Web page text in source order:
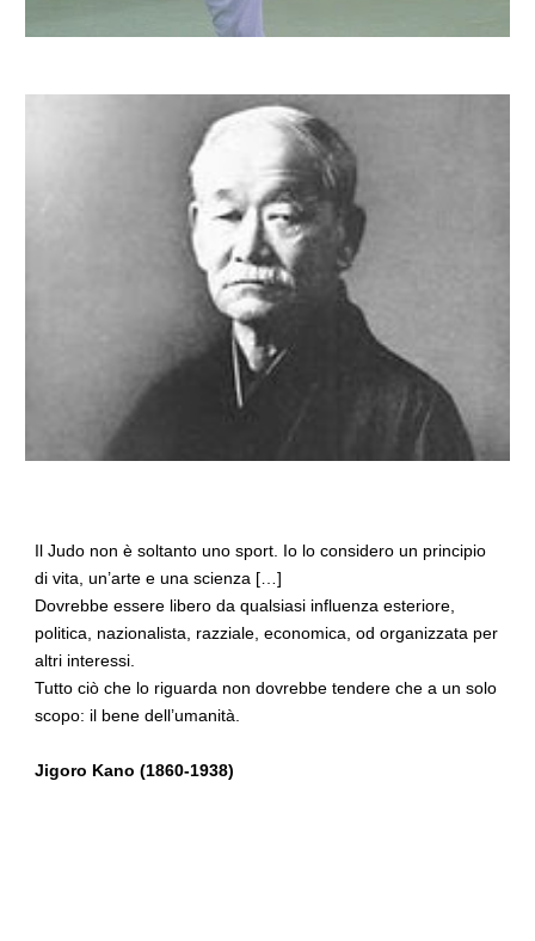
Il Judo non è soltanto uno sport. Io lo considero un principio
di vita, un’arte e una scienza […]
Dovrebbe essere libero da qualsiasi influenza esteriore,
politica, nazionalista, razziale, economica, od organizzata per
altri interessi.
Tutto ciò che lo riguarda non dovrebbe tendere che a un solo
scopo: il bene dell’umanità.
Jigoro Kano (1860-1938)